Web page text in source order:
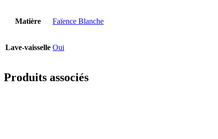
Matière Faïence Blanche
Lave-vaisselle Oui
Produits associés